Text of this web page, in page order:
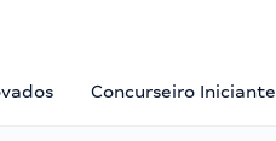
Concurseiro Iniciante